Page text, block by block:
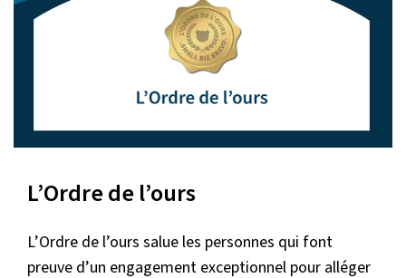
L’Ordre de l’ours
L’Ordre de l’ours salue les personnes qui font
preuve d’un engagement exceptionnel pour alléger